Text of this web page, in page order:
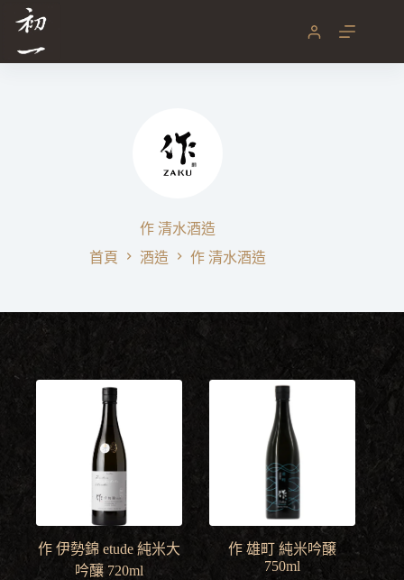
作 清水酒造
首頁
酒造 作 清水酒造
作 伊勢錦 etude 純米大
吟釀 720ml
作 雄町 純米吟醸
750ml